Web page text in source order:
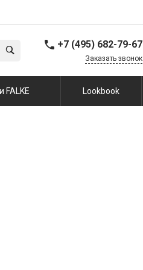
+7 (495) 682-79-67
Заказать звонок
FALKE Lookbook